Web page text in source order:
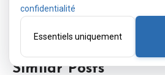
À propos de nous·LinkedIn
Similar Posts
confidentialité
Essentiels uniquement